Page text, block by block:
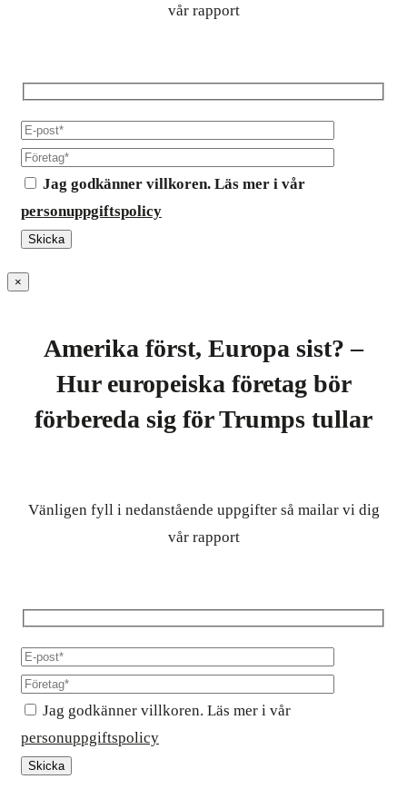
vår rapport
Jag godkänner villkoren. Läs mer i vår
personuppgiftspolicy
×
Amerika först, Europa sist? –
Hur europeiska företag bör
förbereda sig för Trumps tullar
Vänligen fyll i nedanstående uppgifter så mailar vi dig
vår rapport
Jag godkänner villkoren. Läs mer i vår
personuppgiftspolicy